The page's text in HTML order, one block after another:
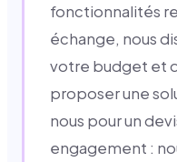
fonctionnalités
échange, nous
votre budget et
proposer une
nous pour un
engagement :